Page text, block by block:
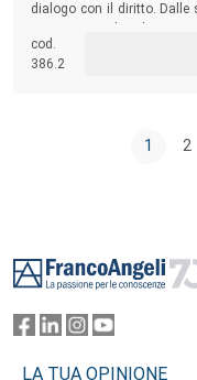
dialogo con il diritto. Dalle
interrogativi: quel “fuori”
decisivo nel ridisegnarne
cod.
386.2
1 2
LA TUA OPINIONE